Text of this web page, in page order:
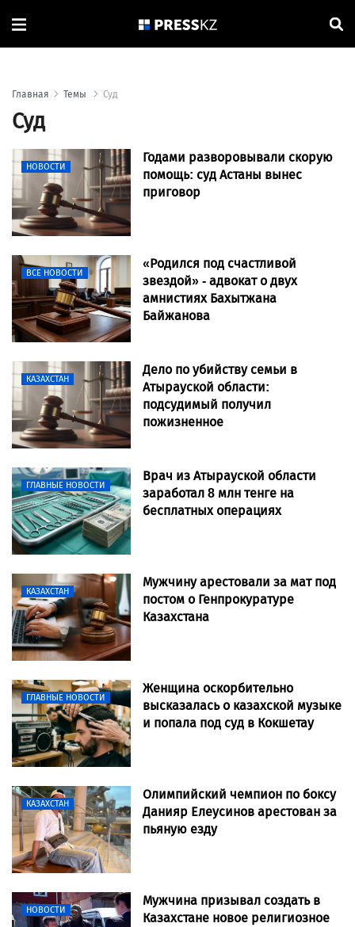
Главная Темы Суд
Суд
НОВОСТИ
Годами разворовывали скорую
помощь: суд Астаны вынес
приговор
ВСЕ НОВОСТИ
«Родился под счастливой
звездой» - адвокат о двух
амнистиях Бахытжана
Байжанова
КАЗАХСТАН
Дело по убийству семьи в
Атырауской области:
подсудимый получил
пожизненное
ГЛАВНЫЕ НОВОСТИ
Врач из Атырауской области
заработал 8 млн тенге на
бесплатных операциях
КАЗАХСТАН
Мужчину арестовали за мат под
постом о Генпрокуратуре
Казахстана
ГЛАВНЫЕ НОВОСТИ
Женщина оскорбительно
высказалась о казахской музыке
и попала под суд в Кокшетау
КАЗАХСТАН
Олимпийский чемпион по боксу
Данияр Елеусинов арестован за
пьяную езду
НОВОСТИ
Мужчина призывал создать в
Казахстане новое религиозное